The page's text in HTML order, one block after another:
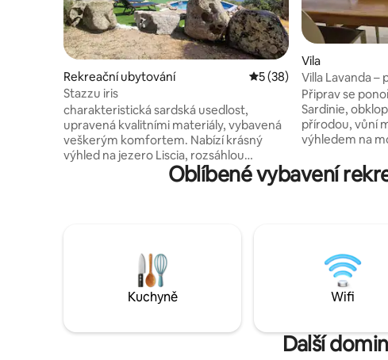
Rekreační ubytování Průměrné hodnocení 5 z
5 (38)
Stazzu iris
charakteristická sardská usedlost,
upravená kvalitními materiály, vybavená
veškerým komfortem. Nabízí krásný
výhled na jezero Liscia, rozsáhlou
zelenou plochu pro strávení dnů v
relaxaci. Ideální pro ty, kteří se věnují
výlety do pohoří Limbara ve výšce 1360
m. 10 km odtud se nachází Calangianus
se svým proslulým muzeem korku a
hroby obrů v Pascareddě.
Vila
Villa Lavanda –
150 m
Připrav se
Sardinie,
přírodou, vůní
výhledem na
už jste na
velké zahradě
sardinským mořem. 📌 IUN
Oblíbené vybavení
Kuchyně Wifi
Další